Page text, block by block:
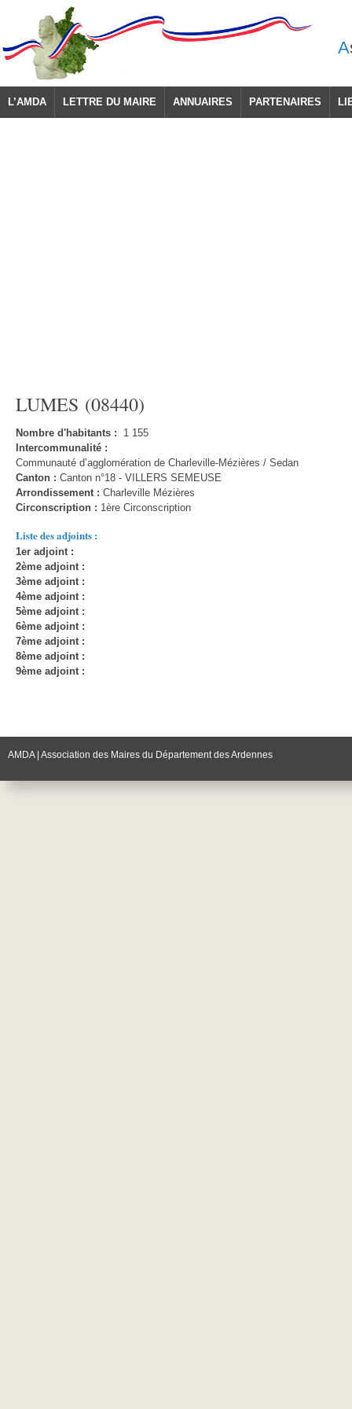
A
L’AMDA LETTRE DU MAIRE ANNUAIRES PARTENAIRES
LUMES (08440)
Nombre d'habitants : 1 155
Intercommunalité :
Communauté d’agglomération de Charleville-Mézières / Sedan
Canton : Canton n°18 - VILLERS SEMEUSE
Arrondissement : Charleville Mézières
Circonscription : 1ère Circonscription
Liste des adjoints :
1er adjoint :
2ème adjoint :
3ème adjoint :
4ème adjoint :
5ème adjoint :
6ème adjoint :
7ème adjoint :
8ème adjoint :
9ème adjoint :
AMDA | Association des Maires du Département des Ardennes